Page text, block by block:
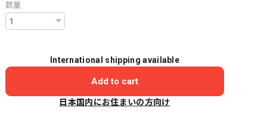
数量
International shipping available
Add to cart
日本国内にお住まいの方向け